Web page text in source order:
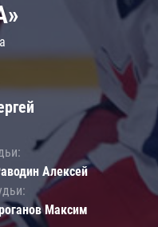
Алексей
Максим